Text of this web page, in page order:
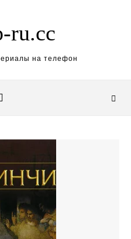
ru.cc
на телефон